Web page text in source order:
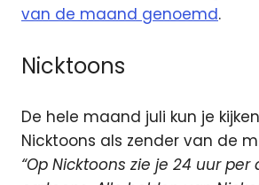
van de maand genoemd.
Nicktoons
De hele maand juli kun je
Nicktoons als zender van de
“Op Nicktoons zie je 24 uur